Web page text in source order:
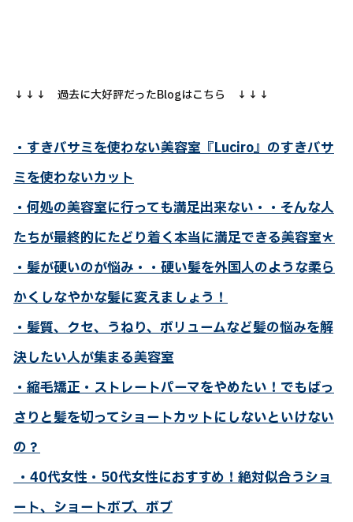
↓↓↓ 過去に大好評だったBlogはこちら ↓↓↓
・すきバサミを使わない美容室『Luciro』のすきバサ
ミを使わないカット
・何処の美容室に行っても満足出来ない・・そんな人
たちが最終的にたどり着く本当に満足できる美容室＊
・髪が硬いのが悩み・・硬い髪を外国人のような柔ら
かくしなやかな髪に変えましょう！
・髪質、クセ、うねり、ボリュームなど髪の悩みを解
決したい人が集まる美容室
・縮毛矯正・ストレートパーマをやめたい！でもばっ
さりと髪を切ってショートカットにしないといけない
の？
・40代女性・50代女性におすすめ！絶対似合うショ
ート、ショートボブ、ボブ